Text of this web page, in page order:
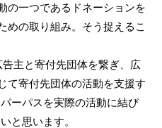
の一つであるドネーションを
めの取り組み。そう捉えるこ
主と寄付先団体を繋ぎ、広
て寄付先団体の活動を支援す
ーパスを実際の活動に結び
と思います。